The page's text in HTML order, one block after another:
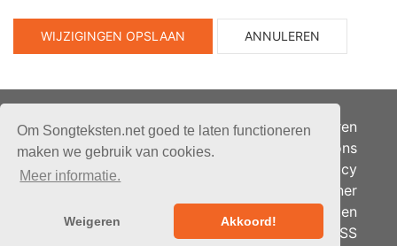
Om Songteksten.net goed te laten functioneren
maken we gebruik van cookies.
Meer informatie.
Weigeren Akkoord!
WIJZIGINGEN OPSLAAN ANNULEREN
Alle rechten voorbehouden.
bandhosting.nl
Adverteren
Over ons
Je privacy
Partner
Berichten
RSS